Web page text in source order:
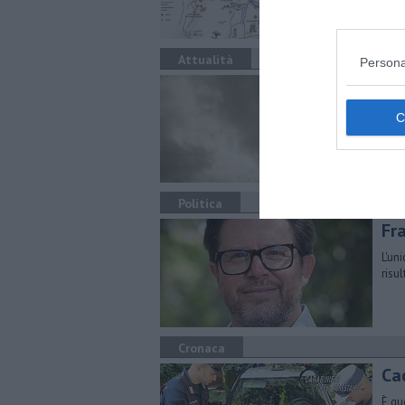
Attualità
La
Politica
Cronaca
È